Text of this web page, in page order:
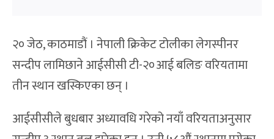
२० जेठ, काठमाडौं । नेपाली क्रिकेट टोलीका लेगस्पीनर
सन्दीप लामिछाने आईसीसी टी-२०आई बलिङ वरियतामा
तीन स्थान खस्किएका छन् ।
आईसीसीले बुधबार अध्यावधि गरेको नयाँ वरियताअनुसार